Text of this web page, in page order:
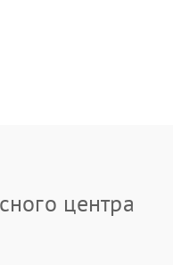
центра